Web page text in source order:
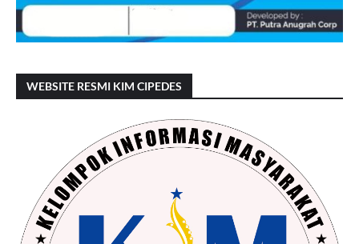
WEBSITE RESMI KIM CIPEDES